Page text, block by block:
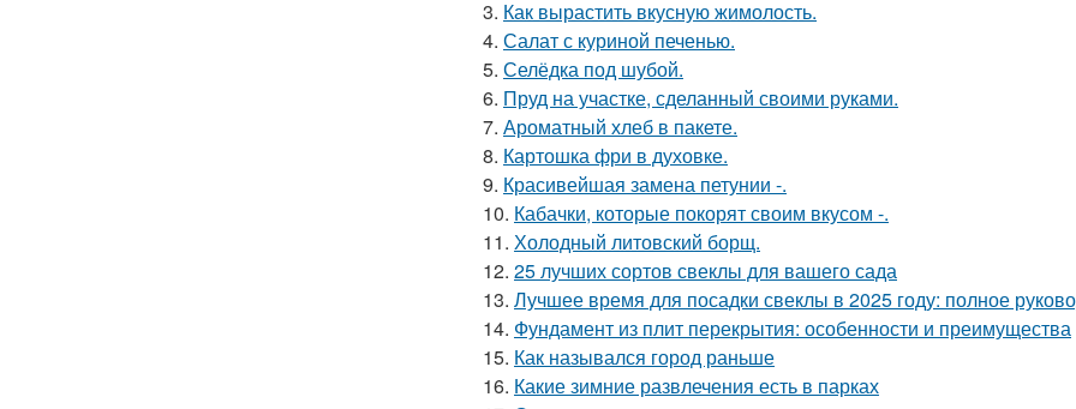
3. Как вырастить вкусную жимолость.
4. Салат с куриной печенью.
5. Селёдка под шубой.
6. Пруд на участке, сделанный своими руками.
7. Ароматный хлеб в пакете.
8. Картошка фри в духовке.
9. Красивейшая замена петунии -.
10. Кабачки, которые покорят своим вкусом -.
11. Холодный литовский борщ.
12. 25 лучших сортов свеклы для вашего сада
13. Лучшее время для посадки свеклы в 2025 году: полное
14. Фундамент из плит перекрытия: особенности и преимущества
15. Как назывался город раньше
16. Какие зимние развлечения есть в парках